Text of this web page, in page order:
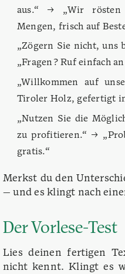
aus.“ → „Wir rösten
Mengen, frisch auf
„Zögern Sie nicht, uns
„Fragen? Ruf einfach
„Willkommen auf
Tiroler Holz, gefertigt in
„Nutzen Sie die
zu profitieren.“ →
gratis.“
Merkst du den
— und es klingt nach
Der Vorlese-Test
Lies deinen fertigen
nicht kennt. Klingt es